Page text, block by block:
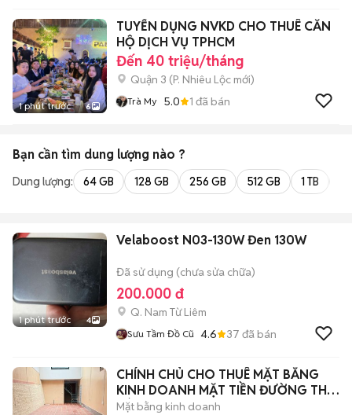
1 phút trước 6
TUYỂN DỤNG NVKD CHO THUÊ CĂN
HỘ DỊCH VỤ TPHCM
Đến 40 triệu/tháng
Quận 3 (P. Nhiêu Lộc mới)
Trà My 5.0 1 đã bán
Bạn cần tìm dung lượng nào ?
Dung lượng: 64 GB 128 GB 256 GB 512 GB 1 TB
1 phút trước 4
Velaboost N03-130W Đen 130W
Đã sử dụng (chưa sửa chữa)
200.000 đ
Q. Nam Từ Liêm
Sưu Tầm Đồ Cũ 4.6 37 đã bán
CHÍNH CHỦ CHO THUÊ MẶT BẰNG
KINH DOANH MẶT TIỀN ĐƯỜNG THI
SÁCH
Mặt bằng kinh doanh